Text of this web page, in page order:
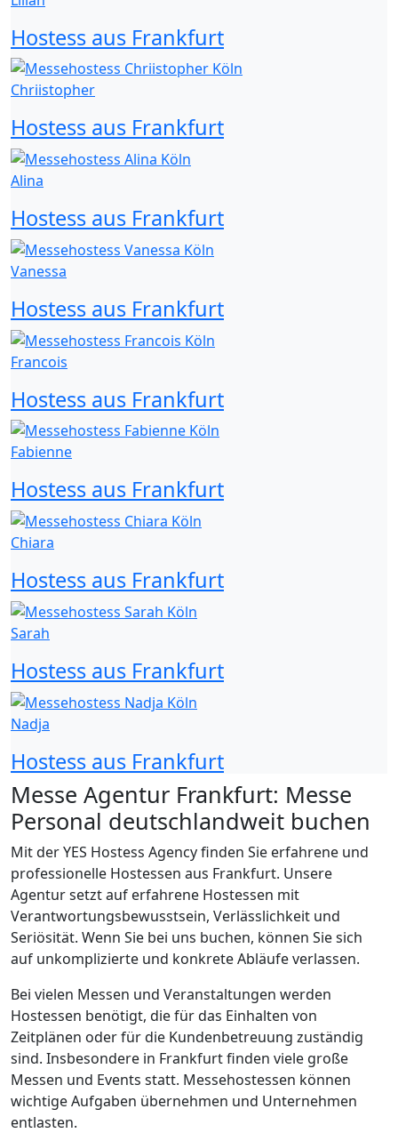
Hostess aus Frankfurt
Chriistopher
Hostess aus Frankfurt
Alina
Hostess aus Frankfurt
Vanessa
Hostess aus Frankfurt
Francois
Hostess aus Frankfurt
Fabienne
Hostess aus Frankfurt
Chiara
Hostess aus Frankfurt
Sarah
Hostess aus Frankfurt
Nadja
Hostess aus Frankfurt
Messe Agentur Frankfurt: Messe
Personal deutschlandweit buchen
Mit der YES Hostess Agency finden Sie erfahrene und
professionelle Hostessen aus Frankfurt. Unsere
Agentur setzt auf erfahrene Hostessen mit
Verantwortungsbewusstsein, Verlässlichkeit und
Seriösität. Wenn Sie bei uns buchen, können Sie sich
auf unkomplizierte und konkrete Abläufe verlassen.
Bei vielen Messen und Veranstaltungen werden
Hostessen benötigt, die für das Einhalten von
Zeitplänen oder für die Kundenbetreuung zuständig
sind. Insbesondere in Frankfurt finden viele große
Messen und Events statt. Messehostessen können
wichtige Aufgaben übernehmen und Unternehmen
entlasten.